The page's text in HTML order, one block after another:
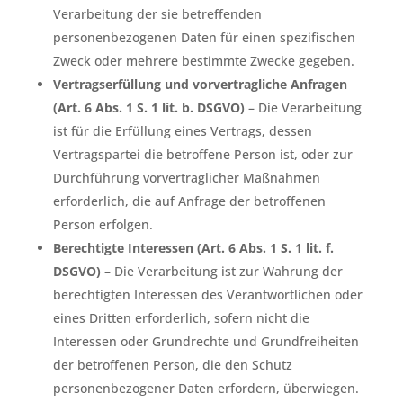
Verarbeitung der sie betreffenden
personenbezogenen Daten für einen spezifischen
Zweck oder mehrere bestimmte Zwecke gegeben.
Vertragserfüllung und vorvertragliche Anfragen
(Art. 6 Abs. 1 S. 1 lit. b. DSGVO) – Die Verarbeitung
ist für die Erfüllung eines Vertrags, dessen
Vertragspartei die betroffene Person ist, oder zur
Durchführung vorvertraglicher Maßnahmen
erforderlich, die auf Anfrage der betroffenen
Person erfolgen.
Berechtigte Interessen (Art. 6 Abs. 1 S. 1 lit. f.
DSGVO) – Die Verarbeitung ist zur Wahrung der
berechtigten Interessen des Verantwortlichen oder
eines Dritten erforderlich, sofern nicht die
Interessen oder Grundrechte und Grundfreiheiten
der betroffenen Person, die den Schutz
personenbezogener Daten erfordern, überwiegen.